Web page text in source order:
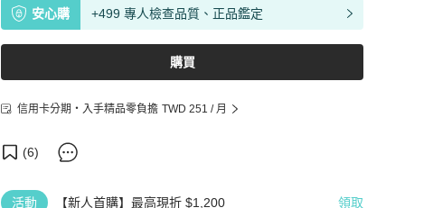
安心購 +499 專人檢查品質、正品鑑定
購買
信用卡分期・入手精品零負擔 TWD 251 / 月
(6)
活動 【新人首購】最高現折 $1,200 領取